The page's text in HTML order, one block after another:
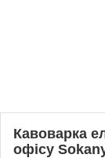
Кавоварка
офісу